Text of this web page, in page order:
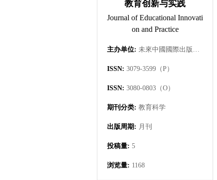
教育创新与实践
Journal of Educational Innovati
on and Practice
主办单位: 未來中國國際出版集團有限公司
ISSN: 3079-3599（P）
ISSN: 3080-0803（O）
期刊分类: 教育科学
出版周期: 月刊
投稿量: 5
浏览量: 1168